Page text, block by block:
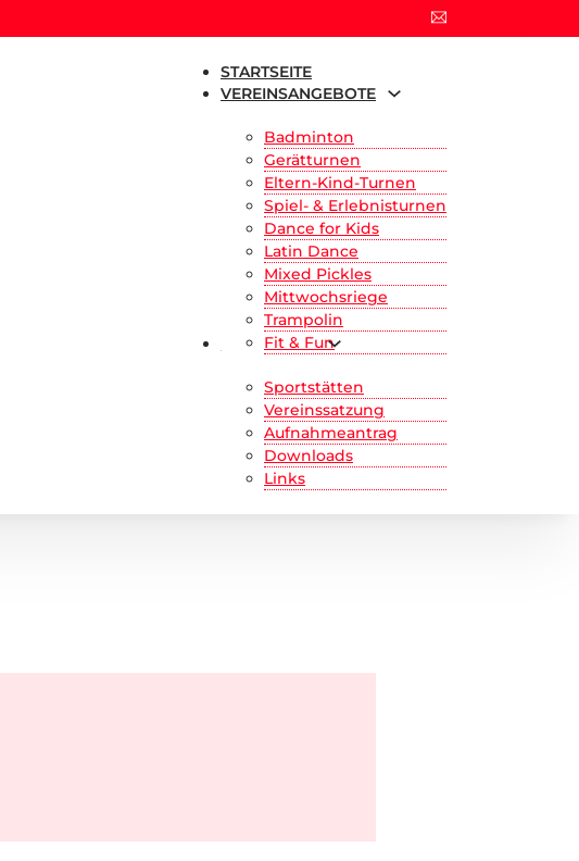
STARTSEITE
VEREINSANGEBOTE
Badminton
Gerätturnen
Eltern-Kind-Turnen
Spiel- & Erlebnisturnen
Dance for Kids
Latin Dance
Mixed Pickles
Mittwochsriege
Trampolin
Fit & Fun
DER VEREIN
Sportstätten
Vereinssatzung
Aufnahmeantrag
Downloads
Links